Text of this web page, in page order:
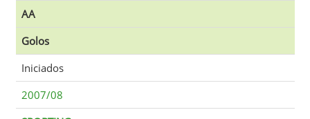
AA
Golos
Iniciados
2007/08